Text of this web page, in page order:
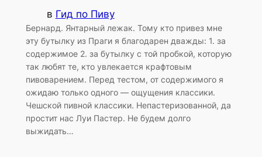
в Гид по Пиву
Бернард. Янтарный лежак. Тому кто привез мне
эту бутылку из Праги я благодарен дважды: 1. за
содержимое 2. за бутылку с той пробкой, которую
так любят те, кто увлекается крафтовым
пивоварением. Перед тестом, от содержимого я
ожидаю только одного — ощущения классики.
Чешской пивной классики. Непастеризованной, да
простит нас Луи Пастер. Не будем долго
выжидать…